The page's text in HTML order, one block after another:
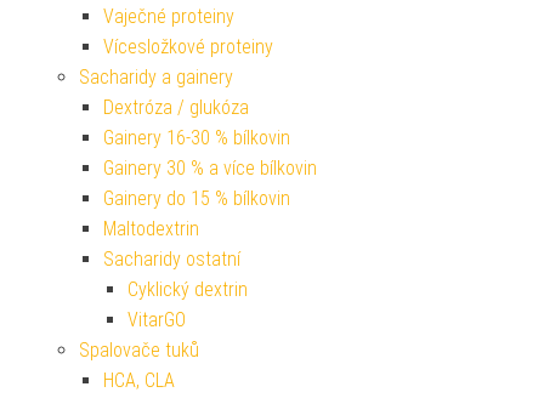
Vaječné proteiny
Vícesložkové proteiny
Sacharidy a gainery
Dextróza / glukóza
Gainery 16-30 % bílkovin
Gainery 30 % a více bílkovin
Gainery do 15 % bílkovin
Maltodextrin
Sacharidy ostatní
Cyklický dextrin
VitarGO
Spalovače tuků
HCA, CLA